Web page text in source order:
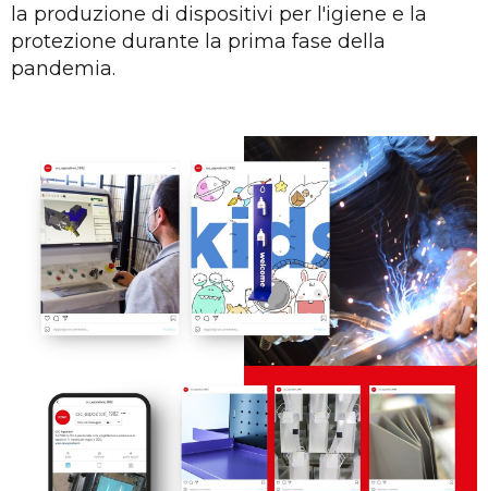
la produzione di dispositivi per l'igiene e la
protezione durante la prima fase della
pandemia.